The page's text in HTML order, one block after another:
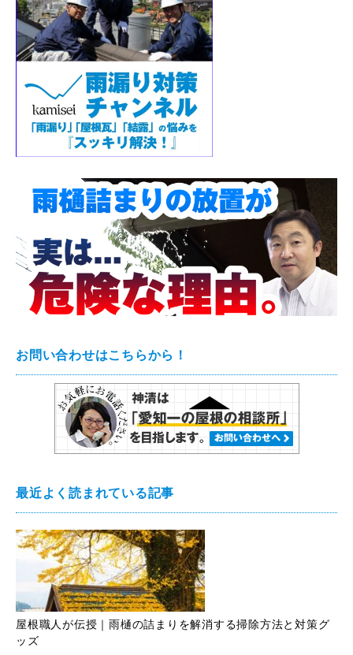
お問い合わせはこちらから！
最近よく読まれている記事
屋根職人が伝授｜雨樋の詰まりを解消する掃除方法と対策グ
ッズ